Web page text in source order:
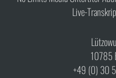
Live-
10785
+49 (0) 30